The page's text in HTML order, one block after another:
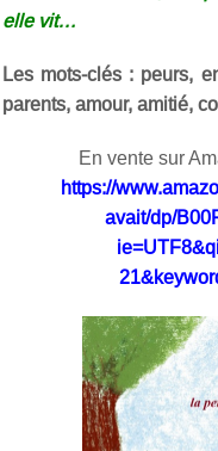
elle vit…
Les mots-clés : peurs,
parents, amour, amitié,
En vente sur
https://
avait/dp/